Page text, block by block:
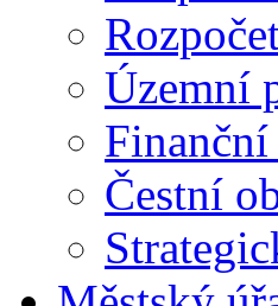
Územní
Čestní